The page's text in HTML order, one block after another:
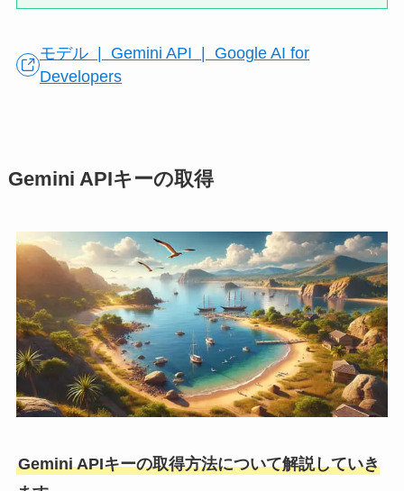
モデル | Gemini API | Google AI for
Developers
Gemini APIキーの取得
Gemini APIキーの取得方法について解説していき